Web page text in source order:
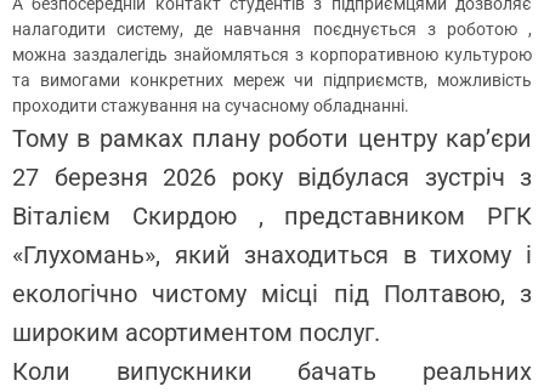
А безпосередній контакт студентів з підприємцями дозволяє
налагодити систему, де навчання поєднується з роботою ,
можна заздалегідь знайомляться з корпоративною культурою
та вимогами конкретних мереж чи підприємств, можливість
проходити стажування на сучасному обладнанні.
Тому в рамках плану роботи центру кар’єри
27 березня 2026 року відбулася зустріч з
Віталієм Скирдою , представником РГК
«Глухомань», який знаходиться в тихому і
екологічно чистому місці під Полтавою, з
широким асортиментом послуг.
Коли випускники бачать реальних